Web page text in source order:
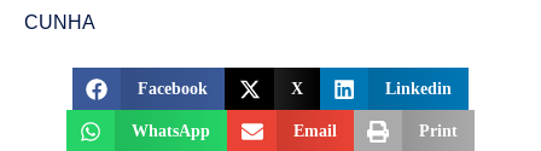
CUNHA
Facebook X Linkedin
WhatsApp Email Print